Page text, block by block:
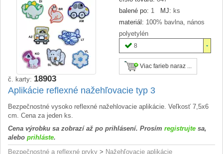
balené po: 1 MJ: ks
materiál: 100% bavlna, nános
polyetylén
8
Viac farieb naraz ...
č. karty: 18903
Aplikácie reflexné nažehľovacie typ 3
Bezpečnostné vysoko reflexné nažehlovacie aplikácie. Veľkosť 7,5x6
cm. Cena za jeden ks.
Cena výrobku sa zobrazí až po prihlásení. Prosím registrujte sa,
alebo prihláste.
Bezpečnostné a reflexné prvky > Nažehľovacie aplikácie